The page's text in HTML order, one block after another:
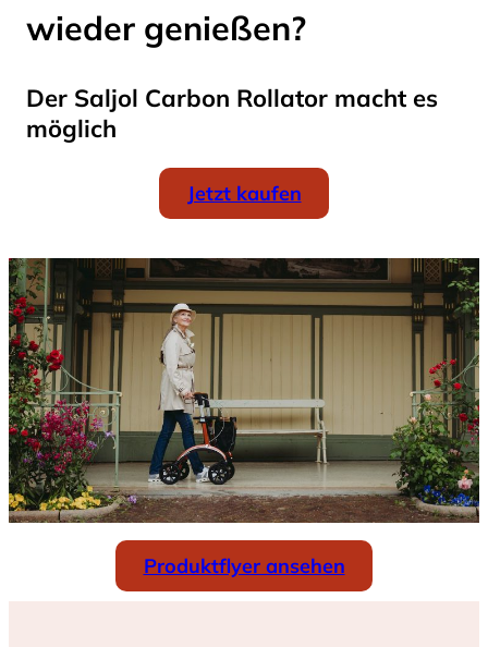
wieder genießen?
Der Saljol Carbon Rollator macht es
möglich
Jetzt kaufen
Produktflyer ansehen